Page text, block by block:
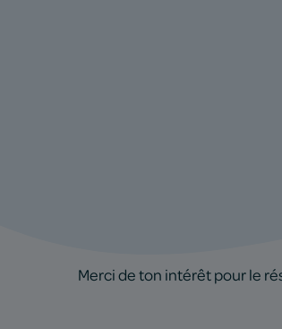
Merci de ton intérêt pour le